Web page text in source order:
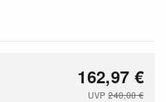
162,97 €
UVP240,00€